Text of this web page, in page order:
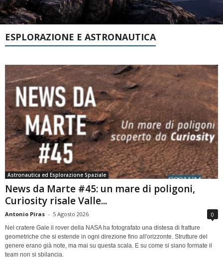
ESPLORAZIONE E ASTRONAUTICA
Astronautica ed Esplorazione Spaziale
News da Marte #45: un mare di poligoni,
Curiosity risale Valle...
Antonio Piras - 5 Agosto 2026 0
Nel cratere Gale il rover della NASA ha fotografato una distesa di fratture
geometriche che si estende in ogni direzione fino all'orizzonte. Strutture del
genere erano già note, ma mai su questa scala. E su come si siano formate il
team non si sbilancia.